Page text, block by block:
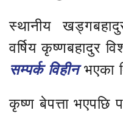
स्थानीय
वर्षिय कृष्णबहादुर
सम्पर्क विहीनभएका
कृष्ण बेपत्ता भएपछि